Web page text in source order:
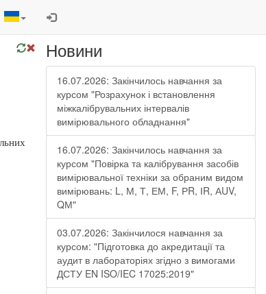
Новини
16.07.2026: Закінчилось навчання за
курсом "Розрахунок і встановлення
міжкалібрувальних інтервалів
вимірювального обладнання"
16.07.2026: Закінчилось навчання за
курсом "Повірка та калібрування засобів
вимірювальної техніки за обраним видом
вимірювань: L, М, Т, ЕМ, F, РR, ІR, АUV,
QМ"
03.07.2026: Закінчилося навчання за
курсом: "Підготовка до акредитації та
аудит в лабораторіях згідно з вимогами
ДСТУ EN ISO/IEC 17025:2019"